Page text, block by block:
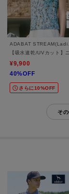
【吸水速乾/UVカット】
¥9,900
40%OFF
さらに10%OFF
そ